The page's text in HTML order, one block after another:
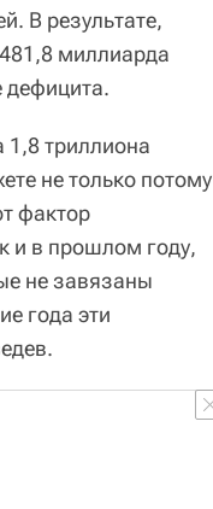
В результате,
миллиарда
дефицита.
1,8 триллиона
не только потому
фактор
и в прошлом году,
не завязаны
года эти